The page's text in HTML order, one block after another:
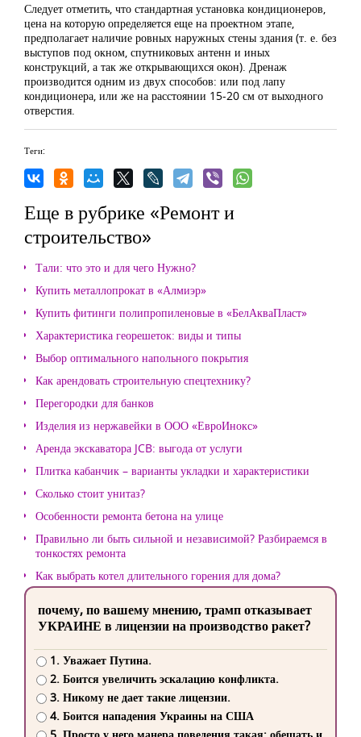
Следует отметить, что стандартная установка кондиционеров,
цена на которую определяется еще на проектном этапе,
предполагает наличие ровных наружных стены здания (т. е. без
выступов под окном, спутниковых антенн и иных
конструкций, а так же открывающихся окон). Дренаж
производится одним из двух способов: или под лапу
кондиционера, или же на расстоянии 15-20 см от выходного
отверстия.
Теги:
Еще в рубрике «Ремонт и
строительство»
Тали: что это и для чего Нужно?
Купить металлопрокат в «Алмиэр»
Купить фитинги полипропиленовые в «БелАкваПласт»
Характеристика георешеток: виды и типы
Выбор оптимального напольного покрытия
Как арендовать строительную спецтехнику?
Перегородки для банков
Изделия из нержавейки в ООО «ЕвроИнокс»
Аренда экскаватора JCB: выгода от услуги
Плитка кабанчик – варианты укладки и характеристики
Сколько стоит унитаз?
Особенности ремонта бетона на улице
Правильно ли быть сильной и независимой? Разбираемся в
тонкостях ремонта
Как выбрать котел длительного горения для дома?
почему, по вашему мнению, трамп отказывает
УКРАИНЕ в лицензии на производство ракет?
1. Уважает Путина.
2. Боится увеличить эскалацию конфликта.
3. Никому не дает такие лицензии.
4. Боится нападения Украины на США